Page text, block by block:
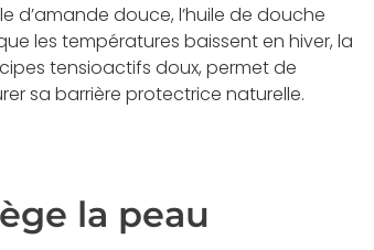
d’amande douce, l’huile de douche
les températures baissent en hiver, la
tensioactifs doux, permet de
sa barrière protectrice naturelle.
la peau